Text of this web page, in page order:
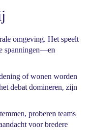
omgeving. Het speelt
spanningen—en
of wonen worden
debat domineren, zijn
proberen teams
voor bredere